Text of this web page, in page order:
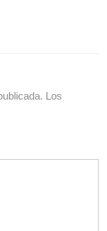
Los